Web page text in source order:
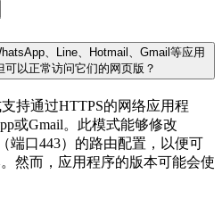
、Line、Hotmail、Gmail等应用
以正常访问它们的网页版？
持通过HTTPS的网络应用程
或Gmail。此模式能够修改
端口443）的路由配置，以便可
然而，应用程序的版本可能会使